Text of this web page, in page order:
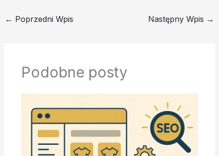
← Poprzedni Wpis Następny Wpis →
Podobne posty